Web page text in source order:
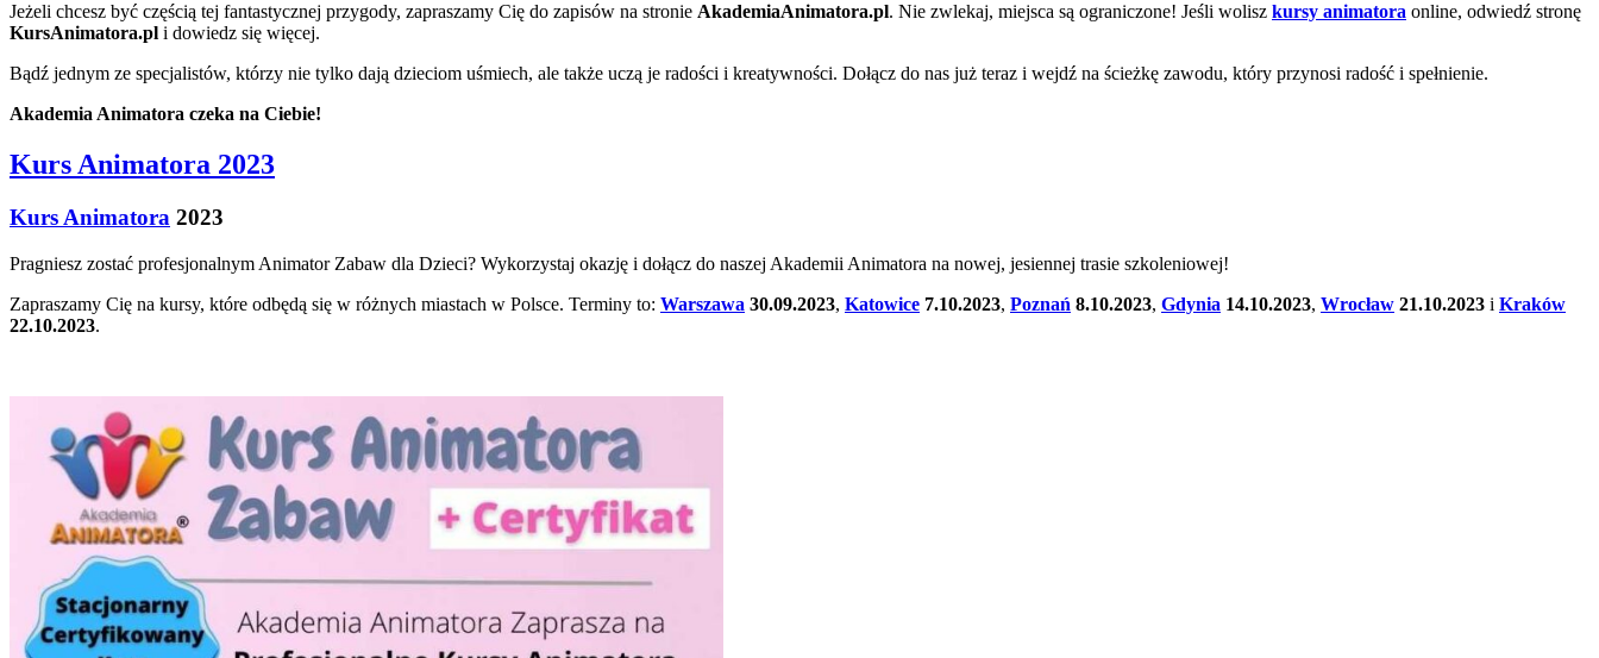
Jeżeli chcesz być częścią tej fantastycznej przygody, zapraszamy Cię do zapisów na stronie AkademiaAnimatora.pl. Nie zwlekaj, miejsca są ograniczone! Jeśli wolisz kursy animatora online, odwiedź stronę
KursAnimatora.pl i dowiedz się więcej.
Bądź jednym ze specjalistów, którzy nie tylko dają dzieciom uśmiech, ale także uczą je radości i kreatywności. Dołącz do nas już teraz i wejdź na ścieżkę zawodu, który przynosi radość i spełnienie.
Akademia Animatora czeka na Ciebie!
Kurs Animatora 2023
Kurs Animatora 2023
Pragniesz zostać profesjonalnym Animator Zabaw dla Dzieci? Wykorzystaj okazję i dołącz do naszej Akademii Animatora na nowej, jesiennej trasie szkoleniowej!
Zapraszamy Cię na kursy, które odbędą się w różnych miastach w Polsce. Terminy to: Warszawa 30.09.2023, Katowice 7.10.2023, Poznań 8.10.2023, Gdynia 14.10.2023, Wrocław 21.10.2023 i Kraków
22.10.2023.